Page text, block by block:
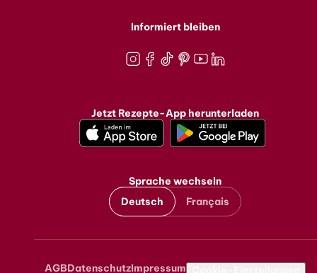
Informiert bleiben
Jetzt Rezepte-App herunterladen
Sprache wechseln
Deutsch
Français
AGBDatenschutzImpressum